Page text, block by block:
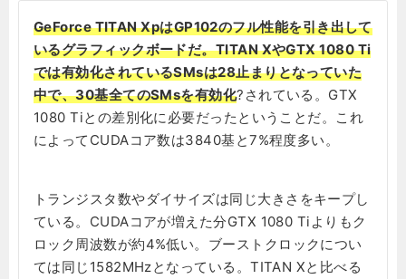
GeForce TITAN XpはGP102のフル性能を引き出して
いるグラフィックボードだ。TITAN XやGTX 1080 Ti
では有効化されているSMsは28止まりとなっていた
中で、30基全てのSMsを有効化?されている。GTX
1080 Tiとの差別化に必要だったということだ。これ
によってCUDAコア数は3840基と7%程度多い。
トランジスタ数やダイサイズは同じ大きさをキープし
ている。CUDAコアが増えた分GTX 1080 Tiよりもク
ロック周波数が約4%低い。ブーストクロックについ
ては同じ1582MHzとなっている。TITAN Xと比べる